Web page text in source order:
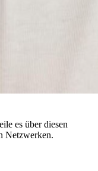
es über diesen
Netzwerken.